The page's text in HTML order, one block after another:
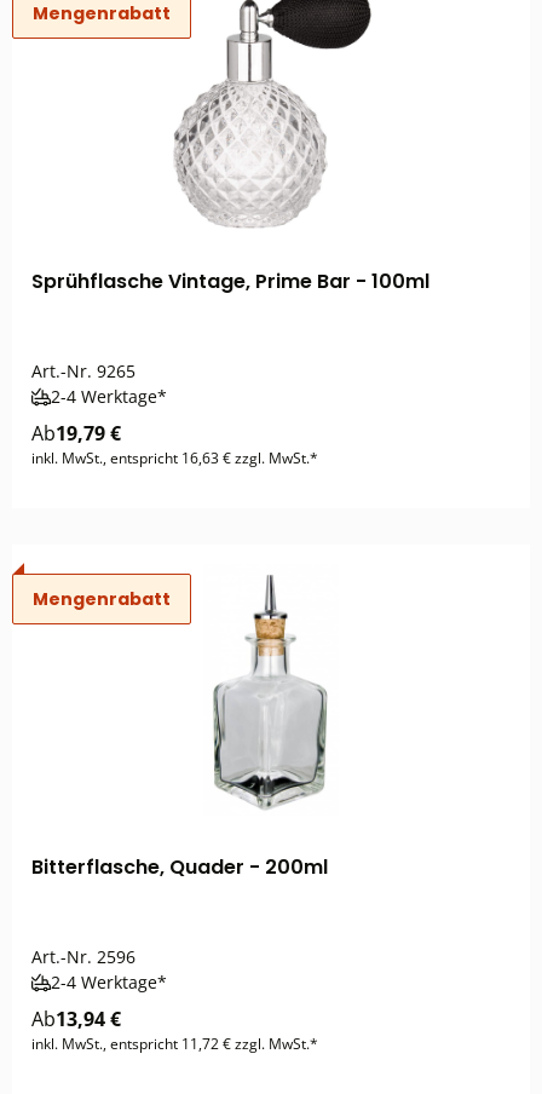
Mengenrabatt
Sprühflasche Vintage, Prime Bar - 100ml
Art.-Nr. 9265
2-4 Werktage*
Ab19,79 €
inkl. MwSt., entspricht 16,63 € zzgl. MwSt.*
Mengenrabatt
Bitterflasche, Quader - 200ml
Art.-Nr. 2596
2-4 Werktage*
Ab13,94 €
inkl. MwSt., entspricht 11,72 € zzgl. MwSt.*